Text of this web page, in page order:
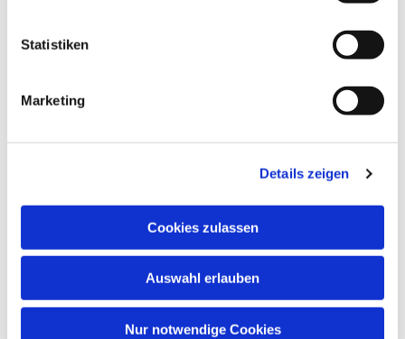
Statistiken
Marketing
Details zeigen
Cookies zulassen
Auswahl erlauben
Nur notwendige Cookies
Dies könnte Sie auch
interessieren